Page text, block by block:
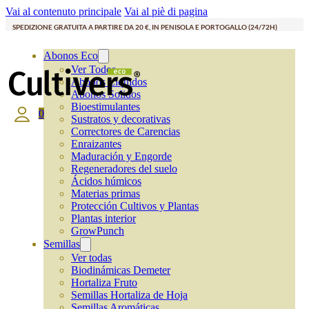
Vai al contenuto principale Vai al piè di pagina
SPEDIZIONE GRATUITA A PARTIRE DA 20 €, IN PENISOLA E PORTOGALLO (24/72H)
Abonos Eco
Ver Todos
Abonos Líquidos
Abonos Solidos
Bioestimulantes
Sustratos y decorativas
Correctores de Carencias
Enraizantes
Maduración y Engorde
Regeneradores del suelo
Ácidos húmicos
Materias primas
Protección Cultivos y Plantas
Plantas interior
GrowPunch
Semillas
Ver todas
Biodinámicas Demeter
Hortaliza Fruto
Semillas Hortaliza de Hoja
0